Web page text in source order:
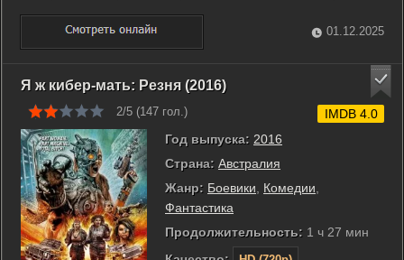
из прошлого. Преследуемая и измученная видениями, она
пытается собрать обрывки памяти. Чтобы обрести свободу,
ей предстоит докопаться ...
01.12.2025
Я ж кибер-мать: Резня (2016)
2/5 (147 гол.)
Год выпуска: 2016
Страна: Австралия
Жанр: Боевики, Комедии,
Фантастика
Продолжительность: 1 ч 27 мин
IMDB 4.0